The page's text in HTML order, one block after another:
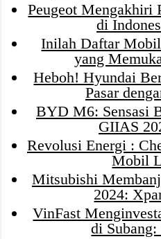
Peugeot Mengakhiri
di
Inilah Daftar
yang
Heboh! Hyundai
Pasar
BYD M6: Sensasi
GIIAS
Revolusi Energi :
Mobil
Mitsubishi
2024:
VinFast
di